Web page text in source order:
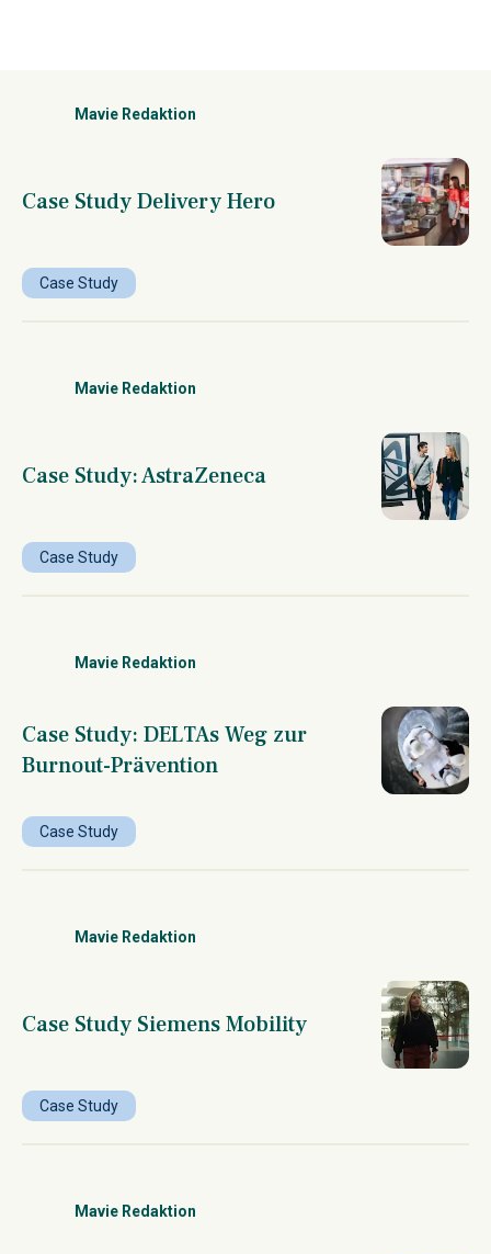
Mavie Redaktion
Case Study Delivery Hero
Case Study
Mavie Redaktion
Case Study: AstraZeneca
Case Study
Mavie Redaktion
Case Study: DELTAs Weg zur
Burnout-Prävention
Case Study
Mavie Redaktion
Case Study Siemens Mobility
Case Study
Mavie Redaktion